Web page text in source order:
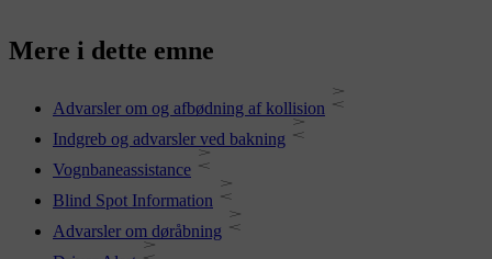
Mere i dette emne
Advarsler om og afbødning af kollision
Indgreb og advarsler ved bakning
Vognbaneassistance
Blind Spot Information
Advarsler om døråbning